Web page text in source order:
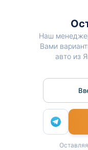
Наш
Вами
авто из